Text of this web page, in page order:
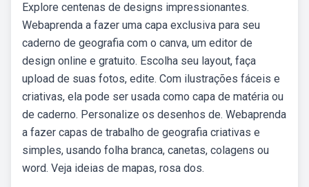
Explore centenas de designs impressionantes.
Webaprenda a fazer uma capa exclusiva para seu
caderno de geografia com o canva, um editor de
design online e gratuito. Escolha seu layout, faça
upload de suas fotos, edite. Com ilustrações fáceis e
criativas, ela pode ser usada como capa de matéria ou
de caderno. Personalize os desenhos de. Webaprenda
a fazer capas de trabalho de geografia criativas e
simples, usando folha branca, canetas, colagens ou
word. Veja ideias de mapas, rosa dos.